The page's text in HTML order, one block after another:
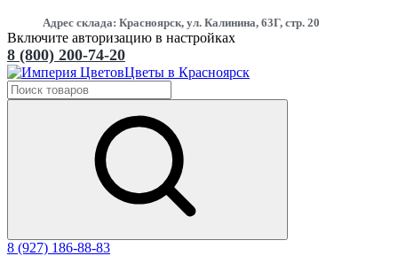
Адрес склада: Красноярск, ул. Калинина, 63Г, стр. 20
Включите авторизацию в настройках
8 (800) 200-74-20
Цветы в Красноярск
8 (927) 186-88-83